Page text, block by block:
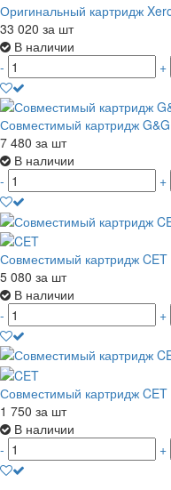
Оригинальный картридж
33 020 за шт
В наличии
-
+
Совместимый картридж
7 480 за шт
В наличии
-
+
Совместимый картридж CET
5 080 за шт
В наличии
-
+
Совместимый картридж
1 750 за шт
В наличии
-
+